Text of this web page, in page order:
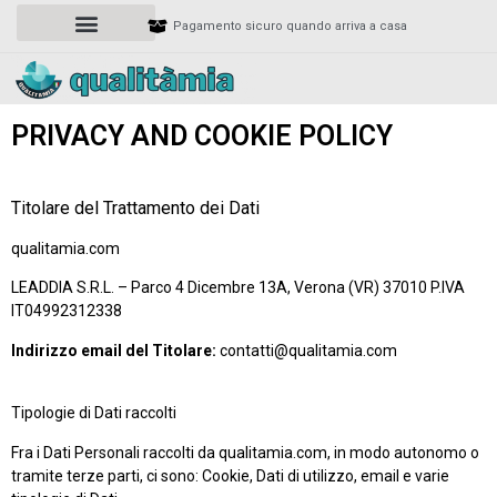
Pagamento sicuro quando arriva a casa
PRIVACY AND COOKIE POLICY
Titolare del Trattamento dei Dati
qualitamia.com
LEADDIA S.R.L. – Parco 4 Dicembre 13A, Verona (VR) 37010 P.IVA
IT04992312338
Indirizzo email del Titolare: contatti@qualitamia.com
Tipologie di Dati raccolti
Fra i Dati Personali raccolti da qualitamia.com, in modo autonomo o
tramite terze parti, ci sono: Cookie, Dati di utilizzo, email e varie